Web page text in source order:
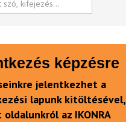
képzésre
jelentkezhet a
lapunk kitöltésével,
az IKONRA